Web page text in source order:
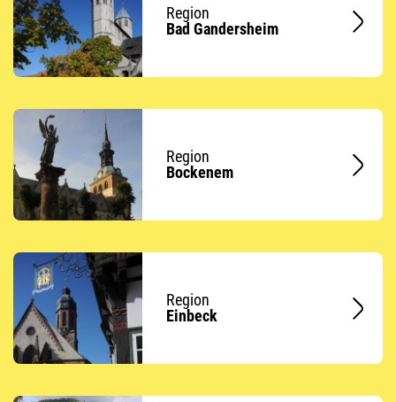
Region
Bad Gandersheim
Region
Bockenem
Region
Einbeck